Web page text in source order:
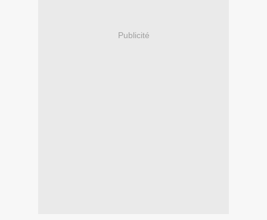
Publicité